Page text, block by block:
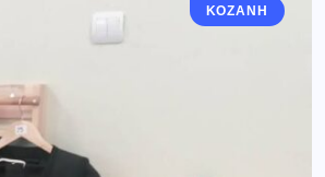
ΚΟΖΆΝΗ